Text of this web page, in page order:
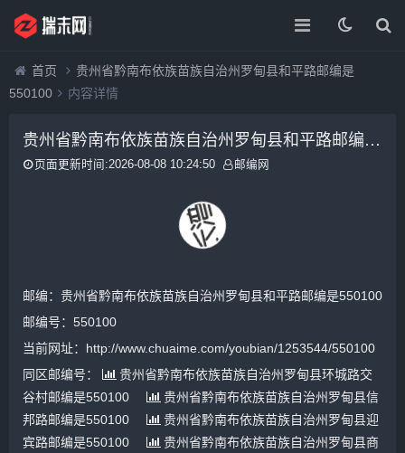
首页
贵州省黔南布依族苗族自治州罗甸县和平路邮编是
550100
内容详情
贵州省黔南布依族苗族自治州罗甸县和平路邮编是550100
页面更新时间:2026-08-08 10:24:50 邮编网
邮编：贵州省黔南布依族苗族自治州罗甸县和平路邮编是550100
邮编号：550100
当前网址：http://www.chuaime.com/youbian/1253544/550100
同区邮编号：
贵州省黔南布依族苗族自治州罗甸县环城路交
谷村邮编是550100
贵州省黔南布依族苗族自治州罗甸县信
邦路邮编是550100
贵州省黔南布依族苗族自治州罗甸县迎
宾路邮编是550100
贵州省黔南布依族苗族自治州罗甸县商